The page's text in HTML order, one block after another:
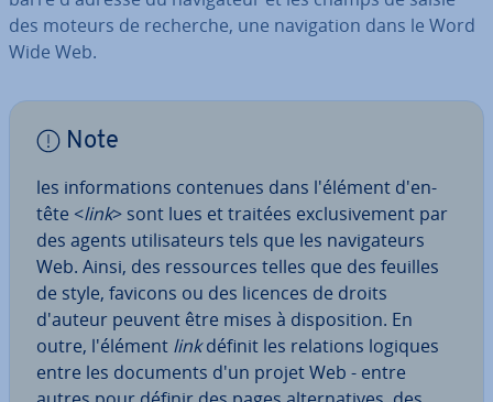
des moteurs de recherche, une na­vi­ga­tion dans le Word
Wide Web.
Note
les in­for­ma­tions contenues dans l'élément d'en-
tête <link> sont lues et traitées ex­clu­si­ve­ment par
des agents uti­li­sa­teurs tels que les na­vi­ga­teurs
Web. Ainsi, des res­sources telles que des feuilles
de style, favicons ou des licences de droits
d'auteur peuvent être mises à dis­po­si­tion. En
outre, l'élément linkdéfinit les relations logiques
entre les documents d'un projet Web - entre